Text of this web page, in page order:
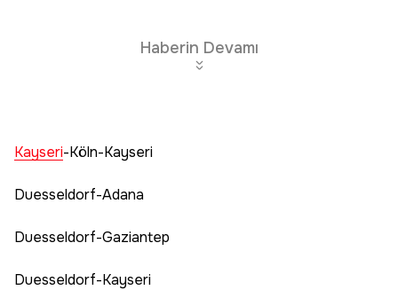
Haberin Devamı
Kayseri-Köln-Kayseri
Duesseldorf-Adana
Duesseldorf-Gaziantep
Duesseldorf-Kayseri